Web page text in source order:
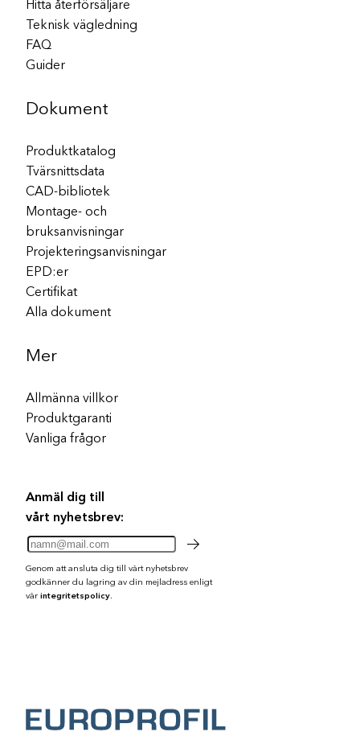
Hitta återförsäljare
Teknisk vägledning
FAQ
Guider
Dokument
Produktkatalog
Tvärsnittsdata
CAD-bibliotek
Montage- och
bruksanvisningar
Projekteringsanvisningar
EPD:er
Certifikat
Alla dokument
Mer
Allmänna villkor
Produktgaranti
Vanliga frågor
Anmäl dig till
vårt nyhetsbrev:
Genom att ansluta dig till vårt nyhetsbrev
godkänner du lagring av din mejladress enligt
vår integritetspolicy.